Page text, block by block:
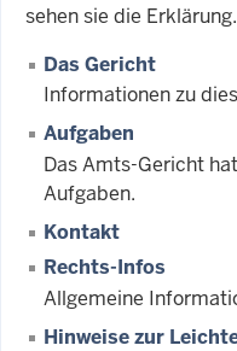
sehen sie die Erklärung.
Das Gericht
Informationen zu
Aufgaben
Das Amts-Gericht
Aufgaben.
Kontakt
Rechts-Infos
Allgemeine
Hinweise zur